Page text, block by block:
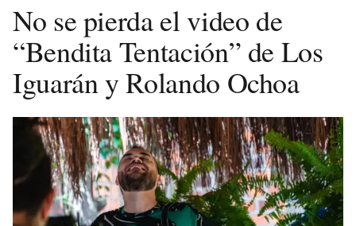
No se pierda el video de
“Bendita Tentación” de Los
Iguarán y Rolando Ochoa